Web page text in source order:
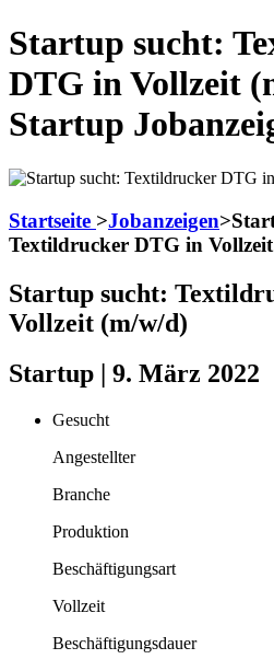
Startup sucht:
DTG in Vollzeit
Startup
Startseite >Jobanzeigen>
Textildrucker DTG in
Startup sucht:
Vollzeit (m/w/d)
Startup | 9. März 2022
Gesucht
Angestellter
Branche
Produktion
Beschäftigungsart
Vollzeit
Beschäftigungsdauer